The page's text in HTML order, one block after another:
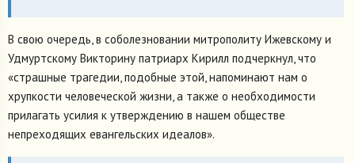
В свою очередь, в соболезновании митрополиту Ижевскому и
Удмуртскому Викторину патриарх Кирилл подчеркнул, что
«страшные трагедии, подобные этой, напоминают нам о
хрупкости человеческой жизни, а также о необходимости
прилагать усилия к утверждению в нашем обществе
непреходящих евангельских идеалов».